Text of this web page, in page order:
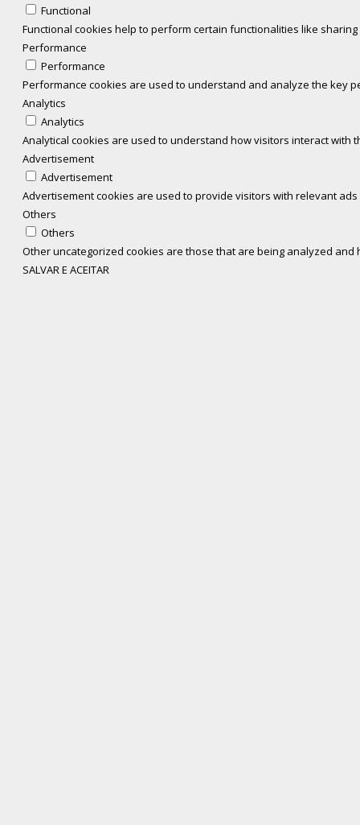
Functional
Functional cookies help to perform certain functionalities like
Performance
Performance
Performance cookies are used to understand and analyze the key
Analytics
Analytics
Analytical cookies are used to understand how visitors interact
Advertisement
Advertisement
Advertisement cookies are used to provide visitors with relevant
Others
Others
Other uncategorized cookies are those that are being analyzed
SALVAR E ACEITAR